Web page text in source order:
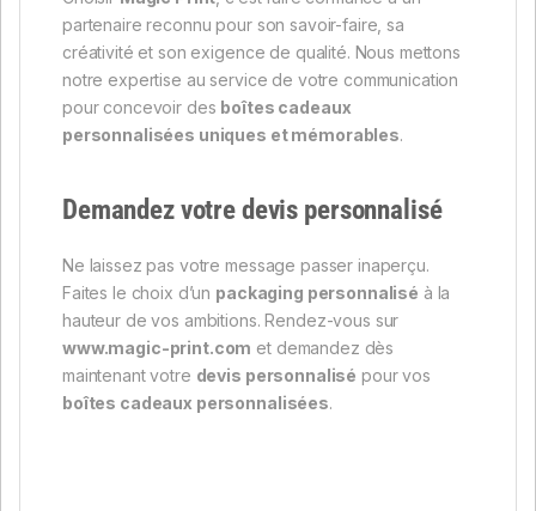
partenaire reconnu pour son savoir-faire, sa
créativité et son exigence de qualité. Nous mettons
notre expertise au service de votre communication
pour concevoir des boîtes cadeaux
personnalisées uniques et mémorables.
Demandez votre devis personnalisé
Ne laissez pas votre message passer inaperçu.
Faites le choix d’un packaging personnalisé à la
hauteur de vos ambitions. Rendez-vous sur
www.magic-print.com et demandez dès
maintenant votre devis personnalisé pour vos
boîtes cadeaux personnalisées.